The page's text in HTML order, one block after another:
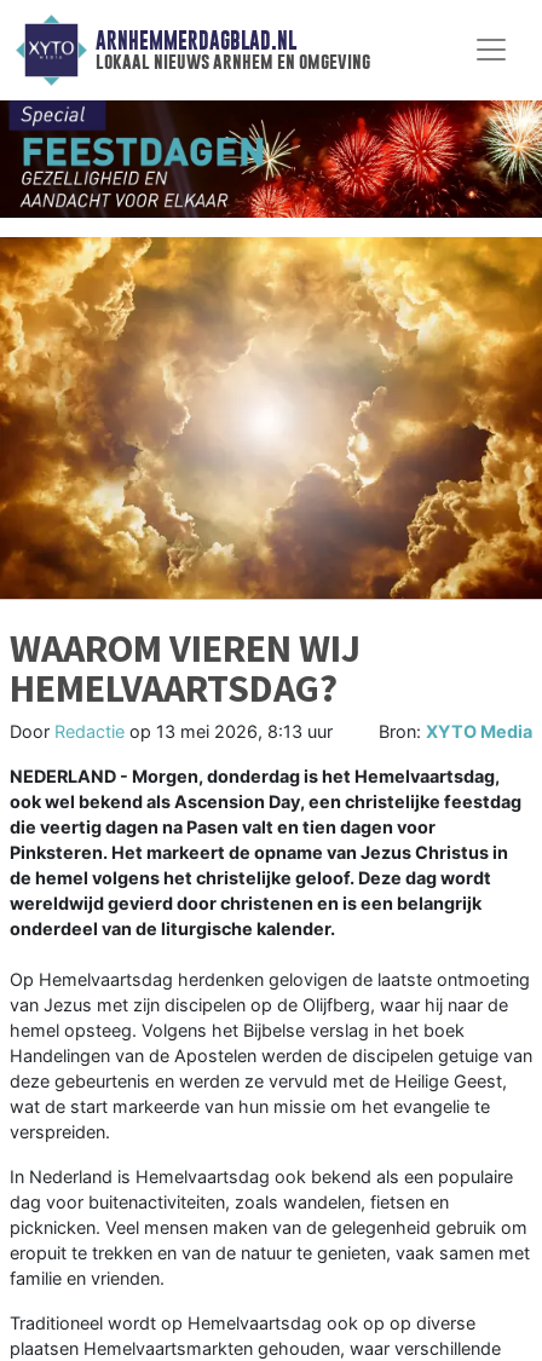
ARNHEMMERDAGBLAD.NL
lokaal nieuws arnhem en omgeving
WAAROM VIEREN WIJ
HEMELVAARTSDAG?
Door Redactie op 13 mei 2026, 8:13 uur Bron: XYTO Media
NEDERLAND - Morgen, donderdag is het Hemelvaartsdag,
ook wel bekend als Ascension Day, een christelijke feestdag
die veertig dagen na Pasen valt en tien dagen voor
Pinksteren. Het markeert de opname van Jezus Christus in
de hemel volgens het christelijke geloof. Deze dag wordt
wereldwijd gevierd door christenen en is een belangrijk
onderdeel van de liturgische kalender.
Op Hemelvaartsdag herdenken gelovigen de laatste ontmoeting
van Jezus met zijn discipelen op de Olijfberg, waar hij naar de
hemel opsteeg. Volgens het Bijbelse verslag in het boek
Handelingen van de Apostelen werden de discipelen getuige van
deze gebeurtenis en werden ze vervuld met de Heilige Geest,
wat de start markeerde van hun missie om het evangelie te
verspreiden.
In Nederland is Hemelvaartsdag ook bekend als een populaire
dag voor buitenactiviteiten, zoals wandelen, fietsen en
picknicken. Veel mensen maken van de gelegenheid gebruik om
eropuit te trekken en van de natuur te genieten, vaak samen met
familie en vrienden.
Traditioneel wordt op Hemelvaartsdag ook op op diverse
plaatsen Hemelvaartsmarkten gehouden, waar verschillende